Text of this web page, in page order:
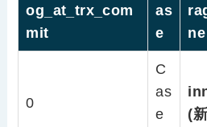
og_at_trx_com
mit
as
e
ne
0
C
as
e
(